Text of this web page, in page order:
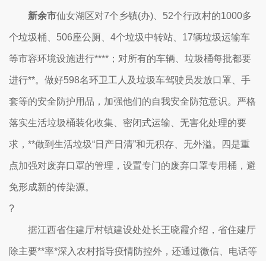
新余市仙女湖区对7个乡镇(办)、52个行政村的1000多
个垃圾桶、506座公厕、4个垃圾中转站、17辆垃圾运输车
等市容环境设施进行****；对所有的车辆、垃圾桶每批都要
进行**。做好598名环卫工人及垃圾车驾驶员发放口罩、手
套等的安全防护用品，加强他们的自我安全防范意识。严格
落实生活垃圾桶装化收集、密闭式运输、无害化处理的要
求，**做到生活垃圾“日产日清”和无积存、无外溢。四是重
点加强对废弃口罩的管理，设置专门的废弃口罩专用桶，避
免形成新的传染源。
?
据江西省住建厅村镇建设处处长王晓霞介绍，省住建厅
除主要**率*深入农村指导疫情防控外，还通过微信、电话等